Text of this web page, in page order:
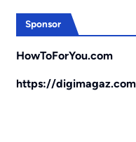
Sponsor
HowToForYou.com
https://